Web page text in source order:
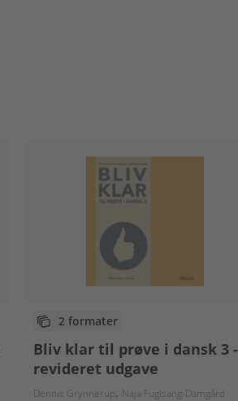
2 formater
Bliv klar til prøve i dansk 3 -
revideret udgave
Dennis Grynnerup Naja Fuglsang-Damgård